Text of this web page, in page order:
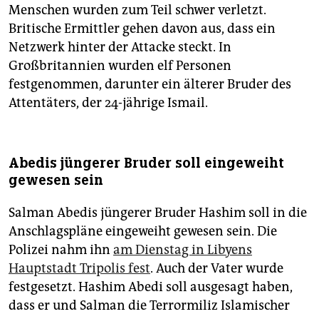
Menschen wurden zum Teil schwer verletzt.
Britische Ermittler gehen davon aus, dass ein
Netzwerk hinter der Attacke steckt. In
Großbritannien wurden elf Personen
festgenommen, darunter ein älterer Bruder des
Attentäters, der 24-jährige Ismail.
Abedis jüngerer Bruder soll eingeweiht
gewesen sein
Salman Abedis jüngerer Bruder Hashim soll in die
Anschlagspläne eingeweiht gewesen sein. Die
Polizei nahm ihn am Dienstag in Libyens
Hauptstadt Tripolis fest. Auch der Vater wurde
festgesetzt. Hashim Abedi soll ausgesagt haben,
dass er und Salman die Terrormiliz Islamischer